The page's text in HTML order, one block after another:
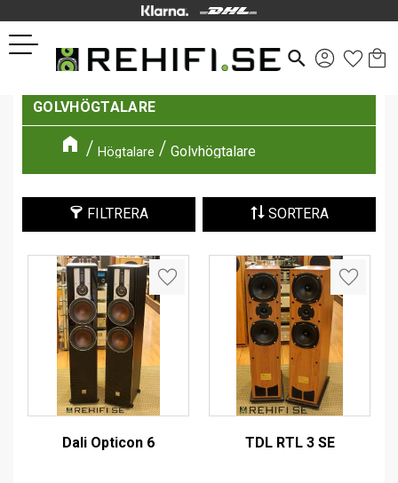
Meny
search
GOLVHÖGTALARE
Högtalare Golvhögtalare
FILTRERA SORTERA
Dali Opticon 6
Lägg till i favoriter
TDL RTL 3 SE
Lägg